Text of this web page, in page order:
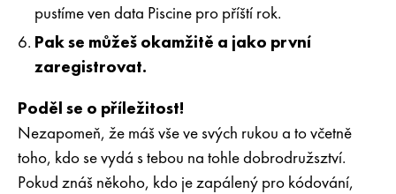
pustíme ven data Piscine pro příští rok.
Pak se můžeš okamžitě a jako první
zaregistrovat.
Poděl se o příležitost!
Nezapomeň, že máš vše ve svých rukou a to včetně
toho, kdo se vydá s tebou na tohle dobrodružsztví.
Pokud znáš někoho, kdo je zapálený pro kódování,